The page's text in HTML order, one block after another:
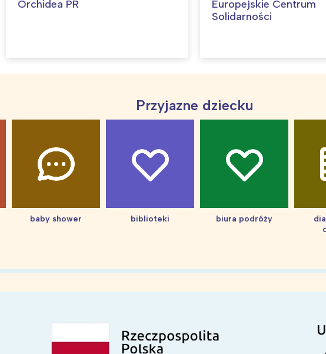
Orchidea PR
Europejskie Centrum
Solidarności
Przyjazne dziecku
baby shower biblioteki biura podróży